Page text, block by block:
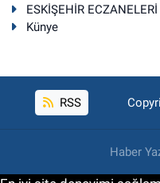
ESKİŞEHİR ECZANELERİ
Künye
RSS
Haber